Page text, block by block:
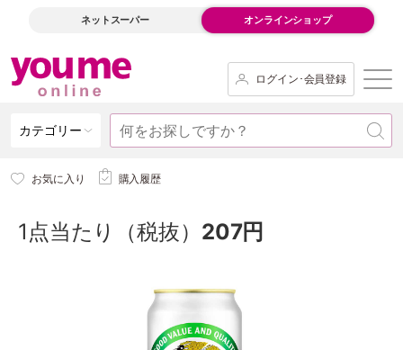
ネットスーパー オンラインショップ
ログイン･会員登録
カテゴリー
お気に入り 購入履歴
1点当たり（税抜） 207円